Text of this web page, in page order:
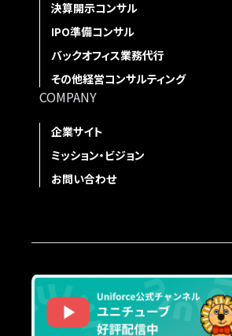
決算開示コンサル
IPO準備コンサル
バックオフィス業務代行
その他経営コンサルティング
COMPANY
企業サイト
ミッション・ビジョン
お問い合わせ